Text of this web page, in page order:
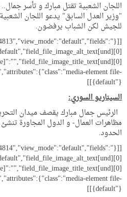
اللجان الشعبية تقتل مبارك و تأسر
"وزير العدل السابق" يدعو اللجان
للجيش لكن الشباب يرفضون.
element file-
default"}}]]
السيناريو السوري:
الرئيس جمال مبارك يقصف ميدان
مظاهرات العمال- و الدول المجاورة
الحدود.
element file-
default"}}]]